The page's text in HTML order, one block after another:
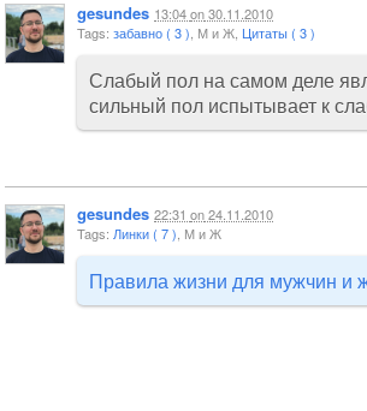
gesundes 13:04on30.11.2010
Tags: забавно ( 3 ) , М и Ж, Цитаты ( 3 )
Слабый пол на самом деле
сильный пол испытывает к
gesundes 22:31 on24.11.2010
Tags: Линки ( 7 ) , М и Ж
Правила жизни для мужчин и